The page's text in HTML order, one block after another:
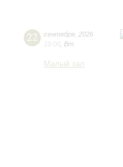
22 сентября 2026
19:00 Вт
Малый зал